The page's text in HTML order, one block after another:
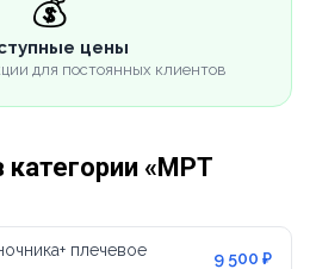
💰
цены
для постоянных клиентов
категории «МРТ
плечевое
9 500 ₽